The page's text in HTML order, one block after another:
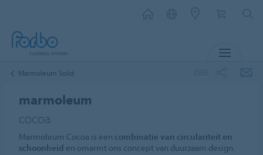
Marmoleum Solid
marmoleum
cocoa
Marmoleum Cocoa is een combinatie van circulariteit en
schoonheid en omarmt ons concept van duurzaam design.